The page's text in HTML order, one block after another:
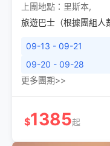
上團地點： 里斯本,
旅遊巴士（根據團組人
09-13 - 09-21
09-20 - 09-28
更多團期>>
$1385起